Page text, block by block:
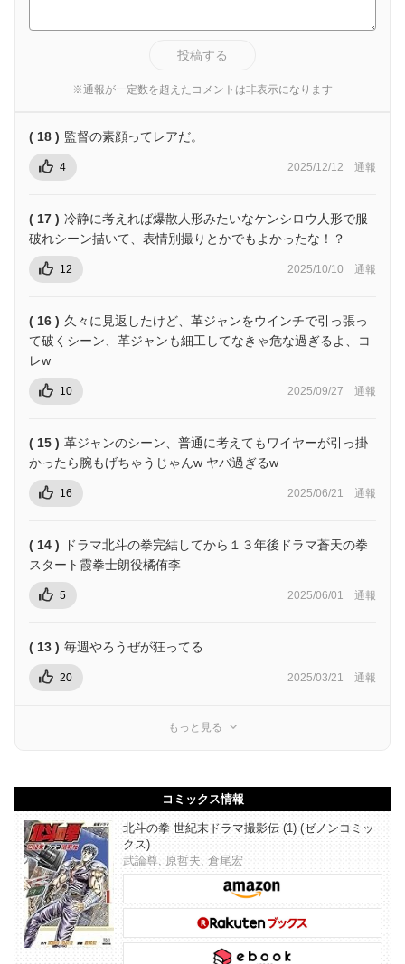
投稿する
※通報が一定数を超えたコメントは非表示になります
( 18 ) 監督の素顔ってレアだ。
4 2025/12/12 通報
( 17 ) 冷静に考えれば爆散人形みたいなケンシロウ人形で服
破れシーン描いて、表情別撮りとかでもよかったな！？
12 2025/10/10 通報
( 16 ) 久々に見返したけど、革ジャンをウインチで引っ張っ
て破くシーン、革ジャンも細工してなきゃ危な過ぎるよ、コ
レw
10 2025/09/27 通報
( 15 ) 革ジャンのシーン、普通に考えてもワイヤーが引っ掛
かったら腕もげちゃうじゃんw ヤバ過ぎるw
16 2025/06/21 通報
( 14 )
ドラマ北斗の拳完結してから１３年後ドラマ蒼天の拳
スタート霞拳士朗役橘侑李
5 2025/06/01 通報
( 13 ) 毎週やろうぜが狂ってる
20 2025/03/21 通報
もっと見る
コミックス情報
北斗の拳 世紀末ドラマ撮影伝 (1) (ゼノンコミッ
クス)
武論尊, 原哲夫, 倉尾宏